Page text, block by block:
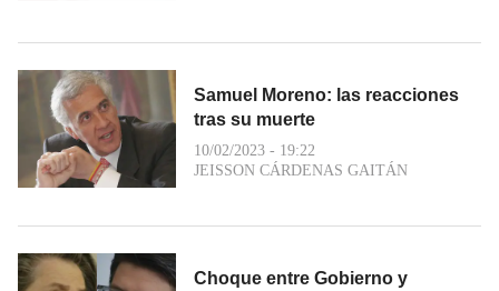
Samuel Moreno: las reacciones
tras su muerte
10/02/2023 - 19:22
JEISSON CÁRDENAS GAITÁN
Choque entre Gobierno y